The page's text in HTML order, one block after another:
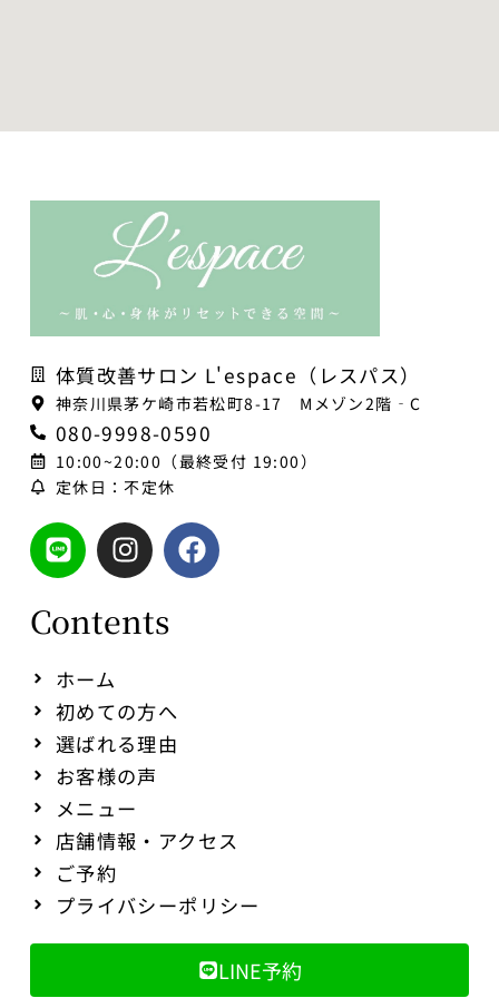
体質改善サロン L'espace（レスパス）
神奈川県茅ケ崎市若松町8-17 Mメゾン2階‐C
080-9998-0590
10:00~20:00（最終受付 19:00）
定休日：不定休
Contents
ホーム
初めての方へ
選ばれる理由
お客様の声
メニュー
店舗情報・アクセス
ご予約
プライバシーポリシー
LINE予約